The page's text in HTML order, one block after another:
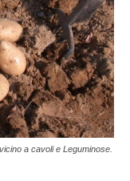
a cavoli e Leguminose.